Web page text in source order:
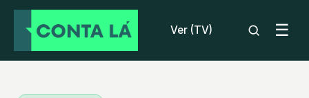
Ver (TV) ☰